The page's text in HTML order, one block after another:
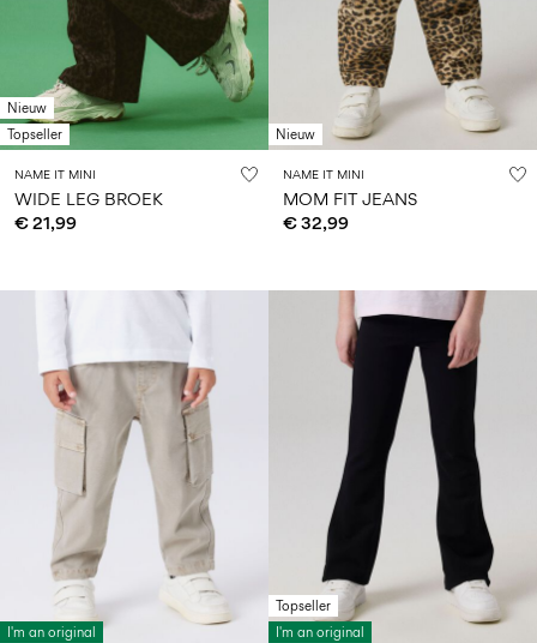
maanden
Inloggen
Heb
je
Over
Nederland
Nederlands
Nieuw
Topseller
NAME IT MINI
WIDE LEG BROEK
€ 21,99
Nieuw
NAME IT MINI
MOM FIT JEANS
€ 32,99
I'm an original
Topseller
I'm an original